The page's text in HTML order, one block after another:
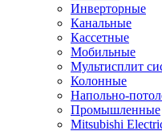
Инверторные
Канальные
Кассетные
Мобильные
Мультисплит
Колонные
Напольно-
Промышленные
Mitsubishi